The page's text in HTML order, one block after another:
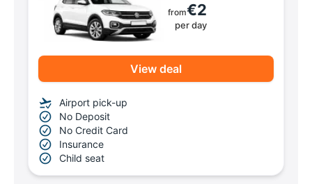
from€2
per day
View deal
Airport pick-up
No Deposit
No Credit Card
Insurance
Child seat